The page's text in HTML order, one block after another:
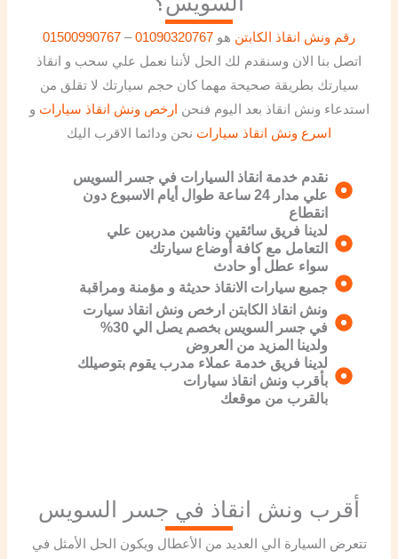
رقم ونش انقاذ الكابتن هو 01090320767
–
01500990767
اتصل بنا الان وسنقدم لك الحل لأننا نعمل علي سحب و انقاذ
سيارتك بطريقة صحيحة مهما كان حجم سيارتك لا تقلق من
استدعاء ونش انقاذ بعد اليوم فنحن ارخص ونش انقاذ سيارات و
اسرع ونش انقاذ سيارات نحن ودائما الاقرب اليك
نقدم خدمة انقاذ السيارات في جسر السويس
علي مدار 24 ساعة طوال أيام الاسبوع دون
انقطاع
لدينا فريق سائقين وناشين مدربين علي
التعامل مع كافة أوضاع سيارتك
سواء عطل أو حادث
جميع سيارات الانقاذ حديثة و مؤمنة ومراقبة
ونش انقاذ الكابتن ارخص ونش انقاذ سيارت
في جسر السويس بخصم يصل الي 30%
ولدينا المزيد من العروض
لدينا فريق خدمة عملاء مدرب يقوم بتوصيلك
بأقرب ونش انقاذ سيارات
بالقرب من موقعك
أقرب ونش انقاذ في جسر السويس
تتعرض السيارة الي العديد من الأعطال ويكون الحل الأمثل في